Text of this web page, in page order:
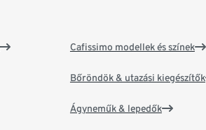
Cafissimo modellek és színek
Bőröndök & utazási kiegészítők
Ágyneműk & lepedők